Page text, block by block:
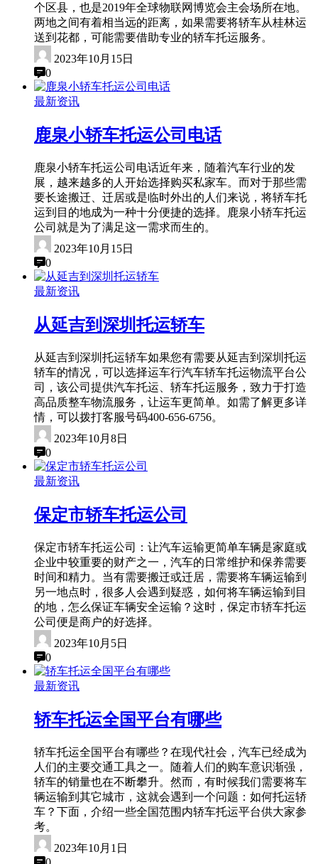
个区县，也是2019年全球物联网博览会主会场所在地。
两地之间有着相当远的距离，如果需要将轿车从桂林运
送到花都，可能需要借助专业的轿车托运服务。
2023年10月15日
0
最新资讯
鹿泉小轿车托运公司电话
鹿泉小轿车托运公司电话近年来，随着汽车行业的发
展，越来越多的人开始选择购买私家车。而对于那些需
要长途搬迁、迁居或是临时外出的人们来说，将轿车托
运到目的地成为一种十分便捷的选择。鹿泉小轿车托运
公司就是为了满足这一需求而生的。
2023年10月15日
0
最新资讯
从延吉到深圳托运轿车
从延吉到深圳托运轿车如果您有需要从延吉到深圳托运
轿车的情况，可以选择运车行汽车轿车托运物流平台公
司，该公司提供汽车托运、轿车托运服务，致力于打造
高品质整车物流服务，让运车更简单。如需了解更多详
情，可以拨打客服号码400-656-6756。
2023年10月8日
0
最新资讯
保定市轿车托运公司
保定市轿车托运公司：让汽车运输更简单车辆是家庭或
企业中较重要的财产之一，汽车的日常维护和保养需要
时间和精力。当有需要搬迁或迁居，需要将车辆运输到
另一地点时，很多人会遇到疑惑，如何将车辆运输到目
的地，怎么保证车辆安全运输？这时，保定市轿车托运
公司便是商户的好选择。
2023年10月5日
0
最新资讯
轿车托运全国平台有哪些
轿车托运全国平台有哪些？在现代社会，汽车已经成为
人们的主要交通工具之一。随着人们的购车意识渐强，
轿车的销量也在不断攀升。然而，有时候我们需要将车
辆运输到其它城市，这就会遇到一个问题：如何托运轿
车？下面，介绍一些全国范围内轿车托运平台供大家参
考。
2023年10月1日